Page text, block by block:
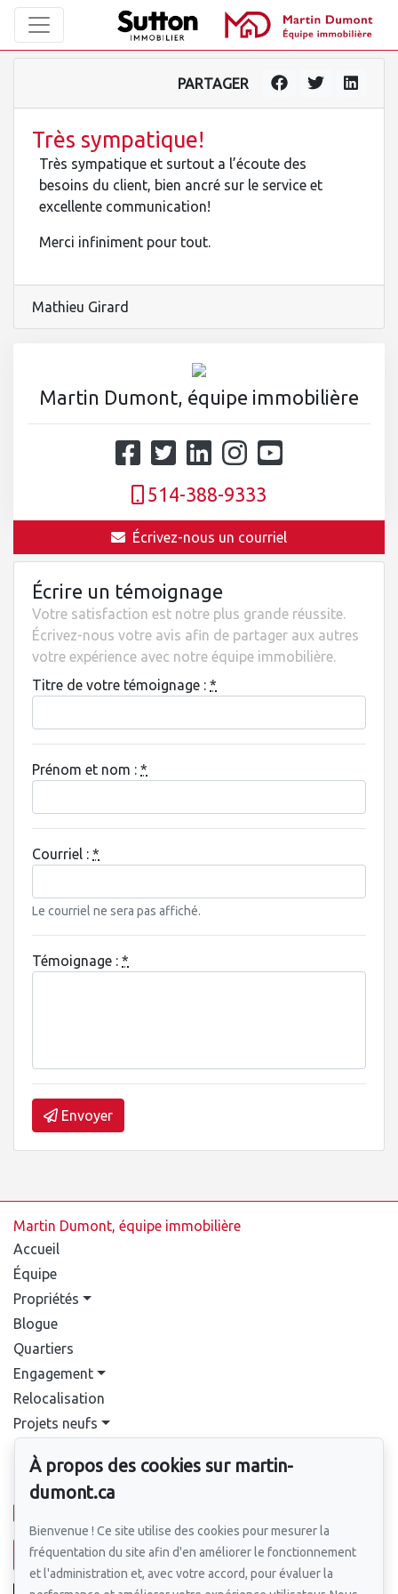
PARTAGER
Très sympatique!
Très sympatique et surtout a l’écoute des
besoins du client, bien ancré sur le service et
excellente communication!
Merci infiniment pour tout.
Mathieu Girard
Martin Dumont, équipe immobilière
514-388-9333
Écrivez-nous un courriel
Écrire un témoignage
Votre satisfaction est notre plus grande réussite.
Écrivez-nous votre avis afin de partager aux autres
votre expérience avec notre équipe immobilière.
Titre de votre témoignage : *
Prénom et nom : *
Courriel : *
Le courriel ne sera pas affiché.
Témoignage : *
Envoyer
Martin Dumont, équipe immobilière
Accueil
Équipe
Propriétés
Blogue
Quartiers
Engagement
Relocalisation
Projets neufs
Pour nous joindre
Écrivez-nous un courriel
À propos des cookies sur martin-
dumont.ca
Bienvenue ! Ce site utilise des cookies pour mesurer la
fréquentation du site afin d'en améliorer le fonctionnement
et l'administration et, avec votre accord, pour évaluer la